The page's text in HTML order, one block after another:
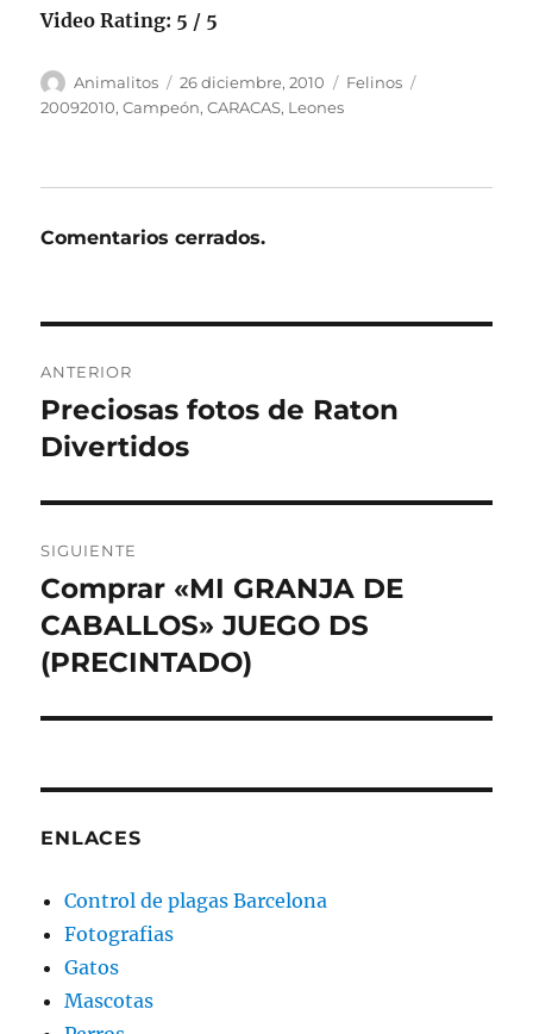
Video Rating: 5 / 5
Autor
Animalitos
Publicado
el
26 diciembre, 2010 Categorías
Felinos
20092010,Campeón,CARACAS, Leones
Comentarios cerrados.
de
entradas
ANTERIOR
Entrada
anterior:
Preciosas fotos de Raton
Divertidos
SIGUIENTE
Entrada
siguiente:
Comprar «MI GRANJA DE
CABALLOS» JUEGO DS
(PRECINTADO)
ENLACES
Control de plagas Barcelona
Fotografias
Gatos
Mascotas